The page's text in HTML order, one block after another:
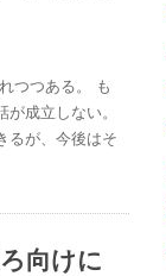
つつある。 も
成立しない。
るが、今後はそ
向けに